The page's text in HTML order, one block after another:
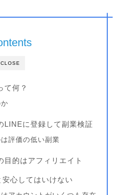
CLOSE
て何？
LINEに登録して副業検証
評価の低い副業
目的はアフィリエイト
心してはいけない